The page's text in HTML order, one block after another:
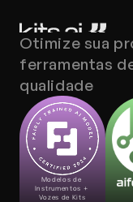
Otimize sua
ferramentas
qualidade
Modelos de
Instrumentos +
Vozes de Kits